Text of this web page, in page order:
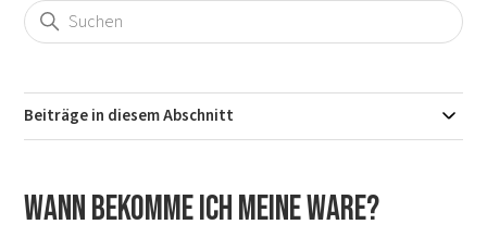
Beiträge in diesem Abschnitt
Wann bekomme ich meine Ware?